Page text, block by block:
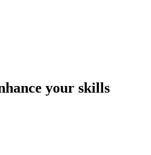
your skills